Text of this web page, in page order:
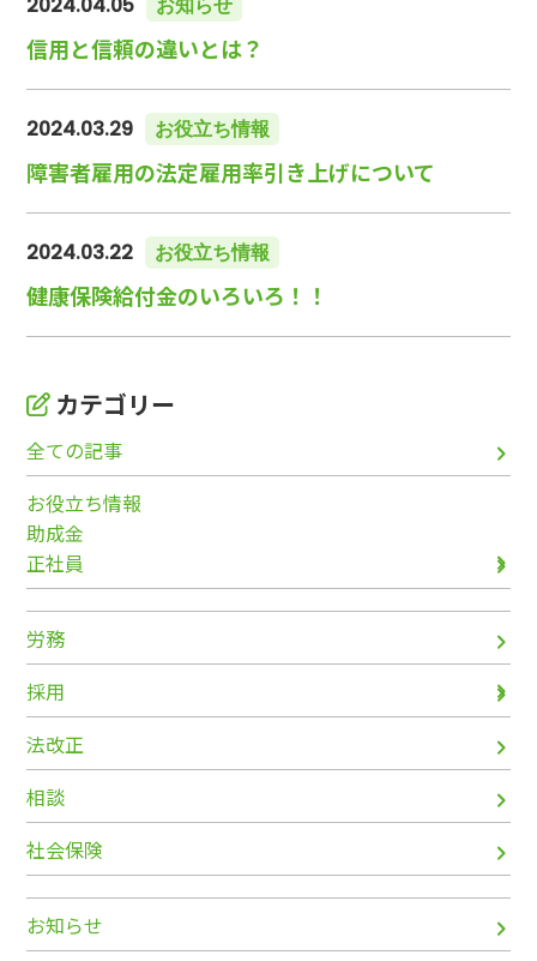
信用と信頼の違いとは？
2024.03.29 お役立ち情報
障害者雇用の法定雇用率引き上げについて
2024.03.22 お役立ち情報
健康保険給付金のいろいろ！！
カテゴリー
全ての記事
お役立ち情報
助成金
正社員
労務
採用
法改正
相談
社会保険
お知らせ